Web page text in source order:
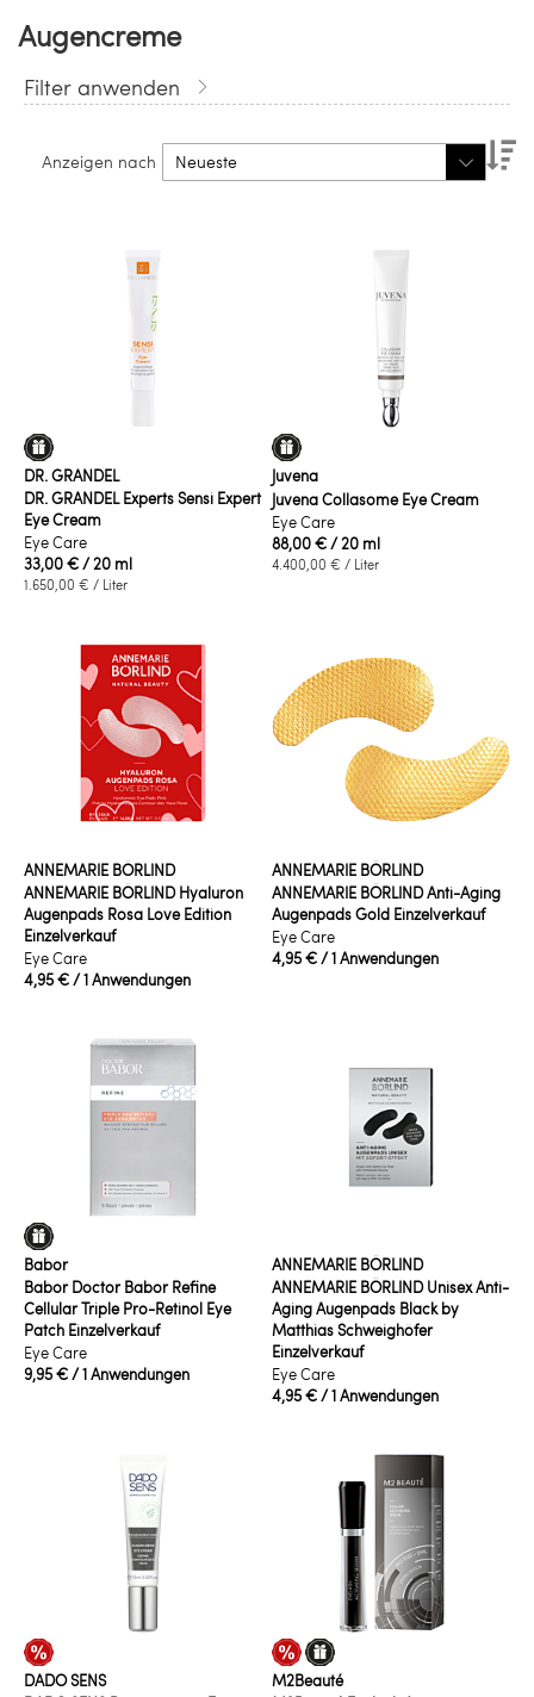
Augencreme
Filter anwenden
Anzeigen nach
DR. GRANDEL
DR. GRANDEL Experts Sensi Expert
Eye Cream
Eye Care
33,00 €/ 20 ml
1.650,00 € / Liter
Juvena
Juvena Collasome Eye Cream
Eye Care
88,00 €/ 20 ml
4.400,00 € / Liter
ANNEMARIE BÖRLIND
ANNEMARIE BÖRLIND Hyaluron
Augenpads Rosa Love Edition
Einzelverkauf
Eye Care
4,95 €/ 1 Anwendungen
ANNEMARIE BÖRLIND
ANNEMARIE BÖRLIND Anti-Aging
Augenpads Gold Einzelverkauf
Eye Care
4,95 €/ 1 Anwendungen
Babor
Babor Doctor Babor Refine
Cellular Triple Pro-Retinol Eye
Patch Einzelverkauf
Eye Care
9,95 €/ 1 Anwendungen
ANNEMARIE BÖRLIND
ANNEMARIE BÖRLIND Unisex Anti-
Aging Augenpads Black by
Matthias Schweighöfer
Einzelverkauf
Eye Care
4,95 €/ 1 Anwendungen
DADO SENS
M2Beauté